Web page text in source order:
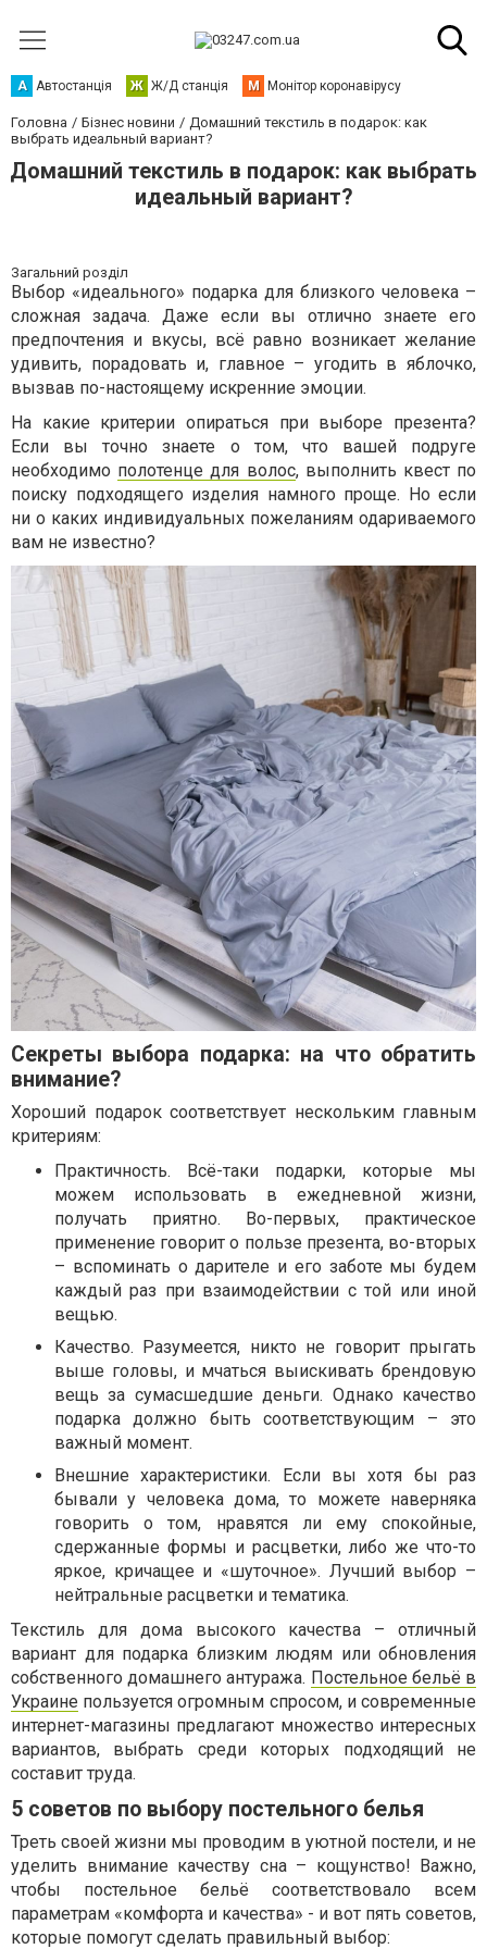
А Автостанція Ж Ж/Д станція М Монітор коронавірусу
Головна Бізнес новини
Домашний текстиль в подарок: как
выбрать идеальный вариант?
Домашний текстиль в подарок: как выбрать
идеальный вариант?
Загальний розділ
Выбор «идеального» подарка для близкого человека –
сложная задача. Даже если вы отлично знаете его
предпочтения и вкусы, всё равно возникает желание
удивить, порадовать и, главное – угодить в яблочко,
вызвав по-настоящему искренние эмоции.
На какие критерии опираться при выборе презента?
Если вы точно знаете о том, что вашей подруге
необходимо полотенце для волос, выполнить квест по
поиску подходящего изделия намного проще. Но если
ни о каких индивидуальных пожеланиям одариваемого
вам не известно?
Секреты выбора подарка: на что обратить
внимание?
Хороший подарок соответствует нескольким главным
критериям:
Практичность. Всё-таки подарки, которые мы
можем использовать в ежедневной жизни,
получать приятно. Во-первых, практическое
применение говорит о пользе презента, во-вторых
– вспоминать о дарителе и его заботе мы будем
каждый раз при взаимодействии с той или иной
вещью.
Качество. Разумеется, никто не говорит прыгать
выше головы, и мчаться выискивать брендовую
вещь за сумасшедшие деньги. Однако качество
подарка должно быть соответствующим – это
важный момент.
Внешние характеристики. Если вы хотя бы раз
бывали у человека дома, то можете наверняка
говорить о том, нравятся ли ему спокойные,
сдержанные формы и расцветки, либо же что-то
яркое, кричащее и «шуточное». Лучший выбор –
нейтральные расцветки и тематика.
Текстиль для дома высокого качества – отличный
вариант для подарка близким людям или обновления
собственного домашнего антуража. Постельное бельё в
Украине пользуется огромным спросом, и современные
интернет-магазины предлагают множество интересных
вариантов, выбрать среди которых подходящий не
составит труда.
5 советов по выбору постельного белья
Треть своей жизни мы проводим в уютной постели, и не
уделить внимание качеству сна – кощунство! Важно,
чтобы постельное бельё соответствовало всем
параметрам «комфорта и качества» - и вот пять советов,
которые помогут сделать правильный выбор: